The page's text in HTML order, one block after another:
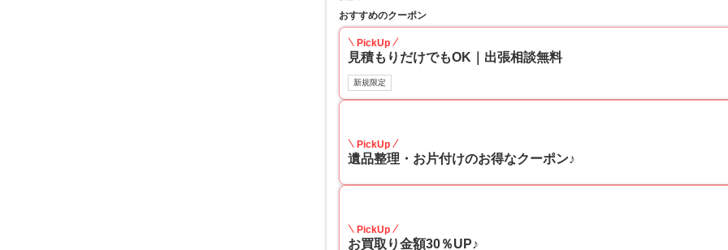
おすすめのクーポン
PickUp
見積もりだけでもOK｜出張相談無料
新規限定
PickUp
遺品整理・お片付けのお得なクーポン♪
PickUp
お買取り金額30％UP♪